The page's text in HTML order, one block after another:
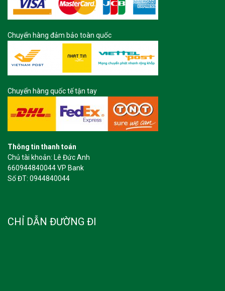
Chuyển hàng đảm bảo toàn quốc
Chuyển hàng quốc tế tận tay
Thông tin thanh toán
Chủ tài khoản: Lê Đức Anh
660944840044 VP Bank
Số ĐT: 0944840044
CHỈ DẪN ĐƯỜNG ĐI